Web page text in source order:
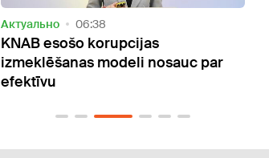
Актуально 06:38
KNAB esošo korupcijas
izmeklēšanas modeli nosauc par
efektīvu